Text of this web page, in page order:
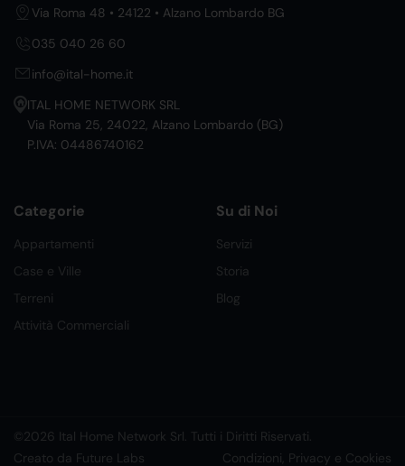
Via Roma 48 • 24122 • Alzano Lombardo BG
035 040 26 60
info@ital-home.it
ITAL HOME NETWORK SRL
Via Roma 25, 24022, Alzano Lombardo (BG)
P.IVA: 04486740162
Categorie
Appartamenti
Case e Ville
Terreni
Attività Commerciali
Su di Noi
Servizi
Storia
Blog
©2026 Ital Home Network Srl. Tutti i Diritti Riservati.
Creato da Future Labs
Condizioni, Privacy e Cookies